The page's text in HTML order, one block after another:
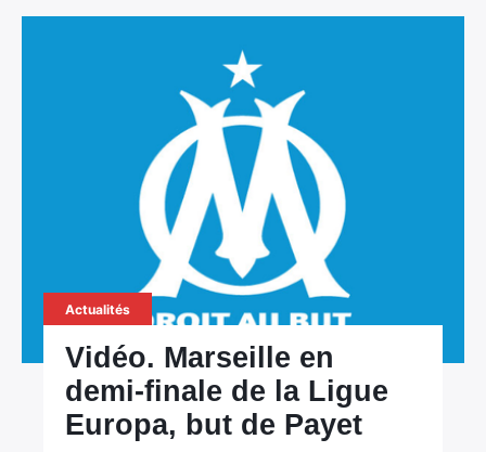
Actualités
Vidéo. Marseille en
demi-finale de la Ligue
Europa, but de Payet